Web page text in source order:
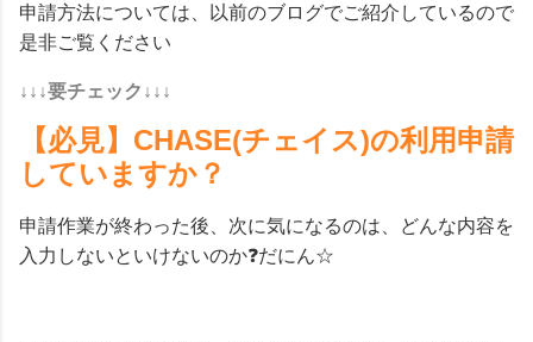
申請方法については、以前のブログでご紹介しているので
是非ご覧ください
↓↓↓要チェック↓↓↓
【必見】CHASE(チェイス)の利用申請
していますか？
申請作業が終わった後、次に気になるのは、どんな内容を
入力しないといけないのか❓だにん☆